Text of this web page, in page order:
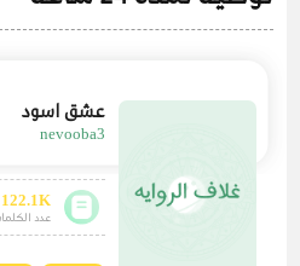
عشق اسود
nevooba3
122.1K
عدد